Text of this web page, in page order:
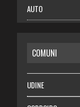
AUTO
RISPARMIO
SALUTE
Necrologie
COMUNI
UDINE